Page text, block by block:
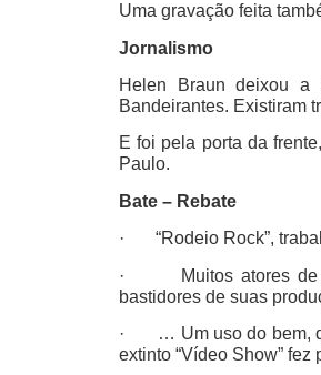
Uma gravação feita
Jornalismo
Helen Braun deixou a
Bandeirantes. Existiram
E foi pela porta da
Paulo.
Bate – Rebate
· “Rodeio Rock”,
· Muitos atores de
bastidores de suas
· … Um uso do bem,
extinto “Vídeo Show” fez